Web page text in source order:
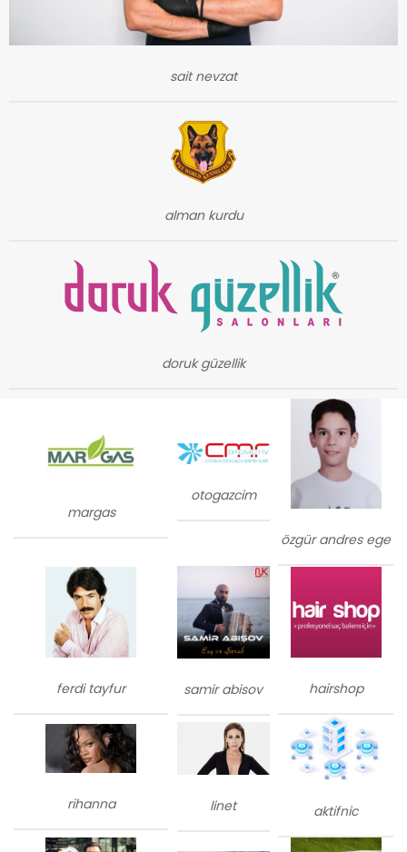
sait nevzat
alman kurdu
doruk güzellik
margas
otogazcim
özgür andres ege
ferdi tayfur samir abisov hairshop
rihanna linet aktifnic